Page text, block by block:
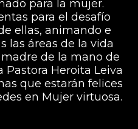
para la mujer.
para el desafío
ellas, animando e
las áreas de la vida
de la mano de
Pastora Heroita Leiva
que estarán felices
en Mujer virtuosa.